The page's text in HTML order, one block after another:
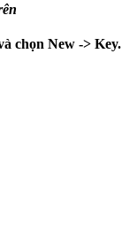
chọn New -> Key.